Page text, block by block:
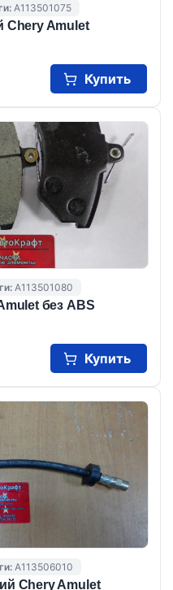
A113501075
Chery Amulet
Купить
A113501080
без ABS
Купить
A113506010
Chery Amulet